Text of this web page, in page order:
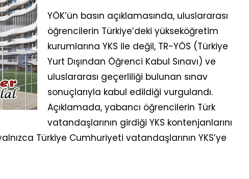
YÖK’ün basın açıklamasında, uluslararası
öğrencilerin Türkiye’deki yükseköğretim
kurumlarına YKS ile değil, TR-YÖS (Türkiye
Yurt Dışından Öğrenci Kabul Sınavı) ve
uluslararası geçerliliği bulunan sınav
sonuçlarıyla kabul edildiği vurgulandı.
Açıklamada, yabancı öğrencilerin Türk
vatandaşlarının girdiği YKS kontenjanlarını
Türkiye Cumhuriyeti vatandaşlarının YKS’ye